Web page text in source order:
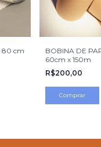
80 cm
BOBINA DE
60cm x 150m
R$200,00